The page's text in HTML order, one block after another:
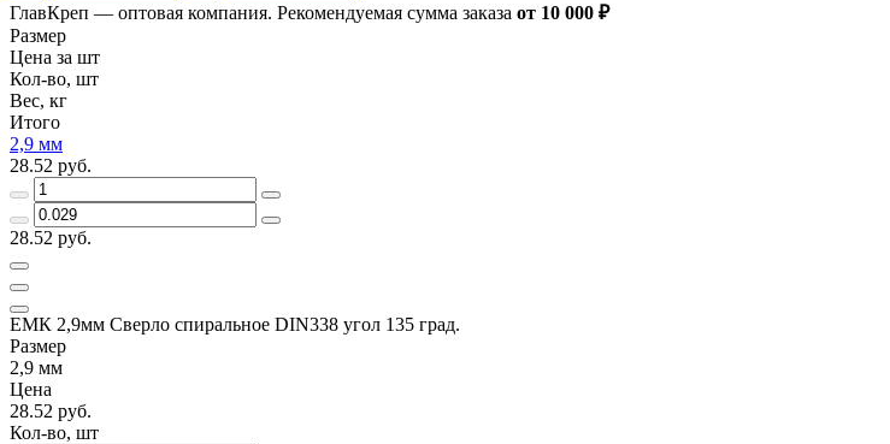
ГлавКреп — оптовая компания. Рекомендуемая сумма заказа от 10 000 ₽
Размер
Цена за шт
Кол-во, шт
Вес, кг
Итого
2,9 мм
28.52 руб.
28.52 руб.
ЕМК 2,9мм Сверло спиральное DIN338 угол 135 град.
Размер
2,9 мм
Цена
28.52 руб.
Кол-во, шт